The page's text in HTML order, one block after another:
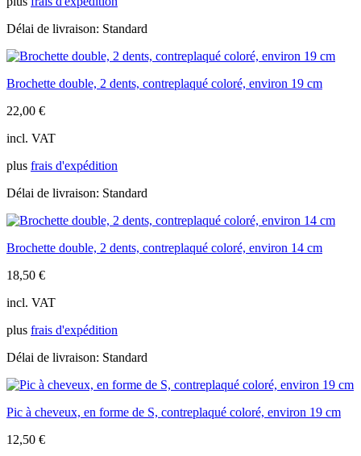
Délai de livraison: Standard
Brochette double, 2 dents, contreplaqué coloré, environ 19 cm
22,00 €
incl. VAT
plus frais d'expédition
Délai de livraison: Standard
Brochette double, 2 dents, contreplaqué coloré, environ 14 cm
18,50 €
incl. VAT
plus frais d'expédition
Délai de livraison: Standard
Pic à cheveux, en forme de S, contreplaqué coloré, environ 19 cm
12,50 €